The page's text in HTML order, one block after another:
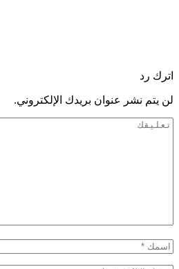
اترك رد
لن يتم نشر عنوان بريدك الإلكتروني.